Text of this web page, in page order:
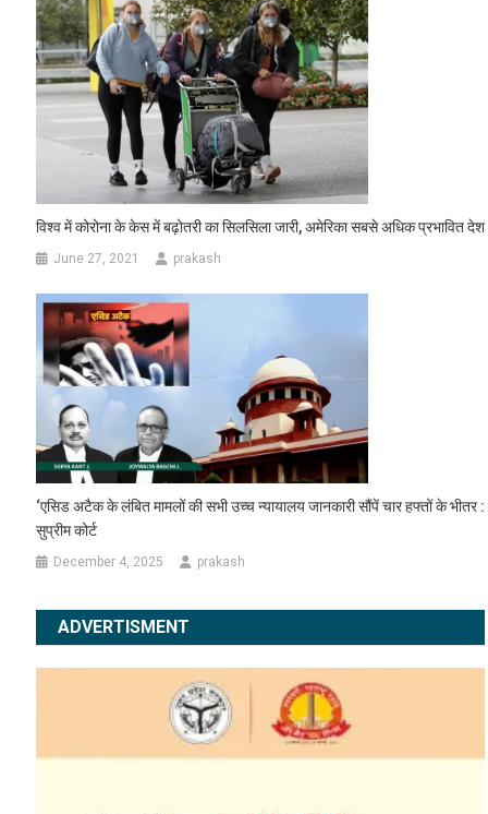
विश्व में कोरोना के केस में बढ़ोतरी का सिलसिला जारी, अमेरिका सबसे अधिक प्रभावित देश
June 27, 2021 prakash
‘एसिड अटैक के लंबित मामलों की सभी उच्च न्यायालय जानकारी सौंपें चार हफ्तों के भीतर :
सुप्रीम कोर्ट
December 4, 2025 prakash
ADVERTISMENT